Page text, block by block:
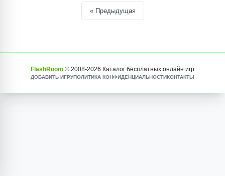
« Предыдущая
FlashRoom © 2008-2026 Каталог бесплатных онлайн игр
ДОБАВИТЬ ИГРУПОЛИТИКА КОНФИДЕНЦИАЛЬНОСТИКОНТАКТЫ